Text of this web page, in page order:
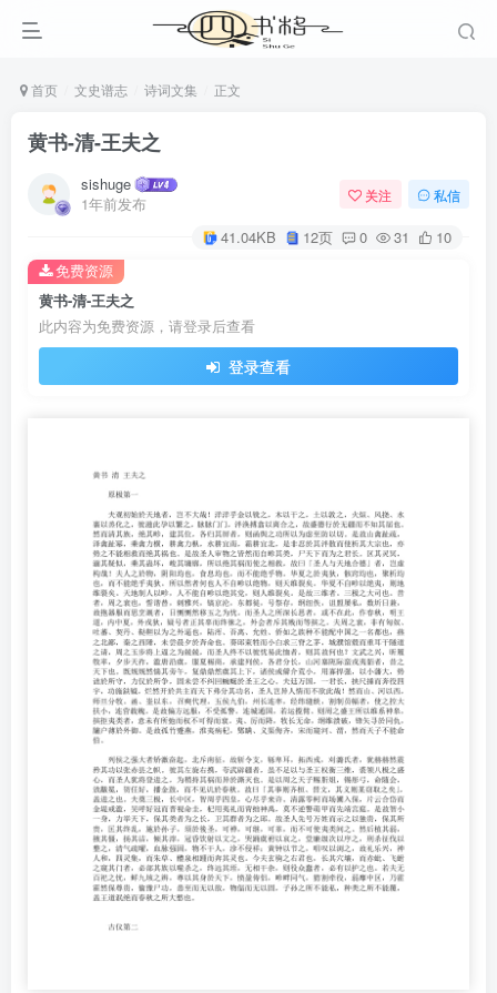
首页 文史谱志 诗词文集 正文
黄书-清-王夫之
sishuge
1年前发布
关注 私信
41.04KB 12页 0 31 10
黄书-清-王夫之
此内容为免费资源，请登录后查看
登录查看
免费资源